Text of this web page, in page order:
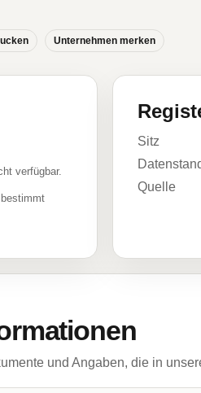
Unternehmen merken
verfügbar.
Sitz
Quelle
und Angaben, die in